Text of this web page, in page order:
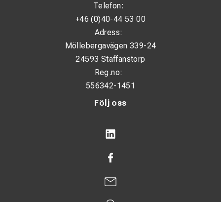
Följ oss
Telefon:
+46 (0)40-44 53 00
Adress:
Möllebergavägen 339-24
24593 Staffanstorp
Reg.no:
556342-1451